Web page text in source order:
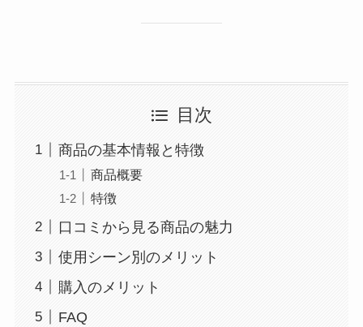
目次
商品の基本情報と特徴
商品概要
特徴
口コミから見る商品の魅力
使用シーン別のメリット
購入のメリット
FAQ